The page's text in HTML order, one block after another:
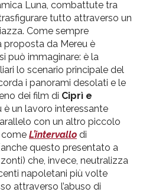
Luna, combattute tra
tutto attraverso un
Come sempre
proposta da Mereu è
può immaginare: è la
lo scenario principale del
i panorami desolati e le
dei film di Ciprì e
è un lavoro interessante
con un altro piccolo
L’intervallo di
questo presentato a
che, invece, neutralizza
napoletani più volte
attraverso l’abuso di